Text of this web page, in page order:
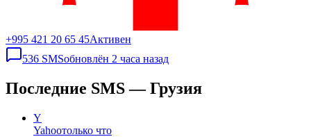
+995 421 20 65 45Активен
536 SMSобновлён 2 часа назад
Последние SMS — Грузия
Y
Yahooтолько что